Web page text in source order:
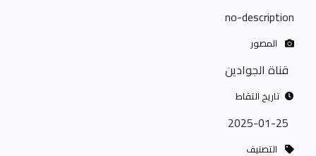
no-description
المصور
قناة الجوادين
تاريخ التقاط
2025-01-25
التصنيف